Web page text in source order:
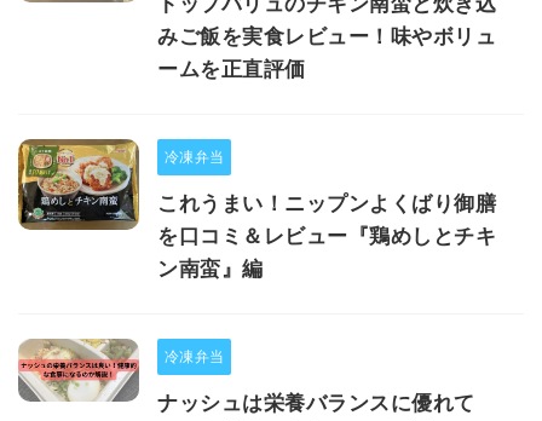
みご飯を実食レビュー！味やボリュ
ームを正直評価
冷凍弁当
これうまい！ニップンよくばり御膳
を口コミ＆レビュー『鶏めしとチキ
ン南蛮』編
冷凍弁当
ナッシュは栄養バランスに優れて